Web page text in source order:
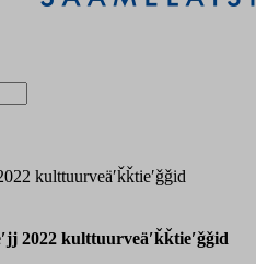
kulttuurveäʹǩǩtieʹǧǧid
2022 kulttuurveäʹǩǩtieʹǧǧid